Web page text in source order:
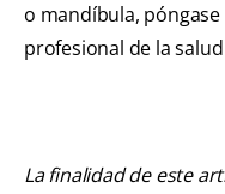
o mandíbula,
profesional de la
La finalidad de este